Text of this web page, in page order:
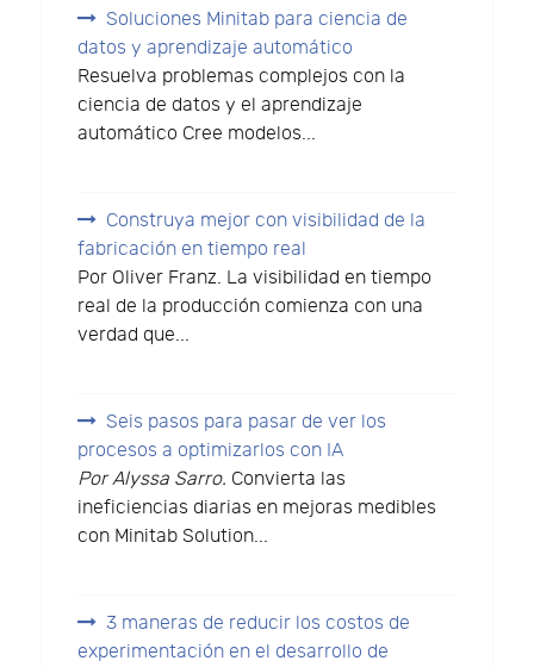
Soluciones Minitab para ciencia de
datos y aprendizaje automático
Resuelva problemas complejos con la
ciencia de datos y el aprendizaje
automático Cree modelos...
Construya mejor con visibilidad de la
fabricación en tiempo real
Por Oliver Franz. La visibilidad en tiempo
real de la producción comienza con una
verdad que...
Seis pasos para pasar de ver los
procesos a optimizarlos con IA
Por Alyssa Sarro. Convierta las
ineficiencias diarias en mejoras medibles
con Minitab Solution...
3 maneras de reducir los costos de
experimentación en el desarrollo de